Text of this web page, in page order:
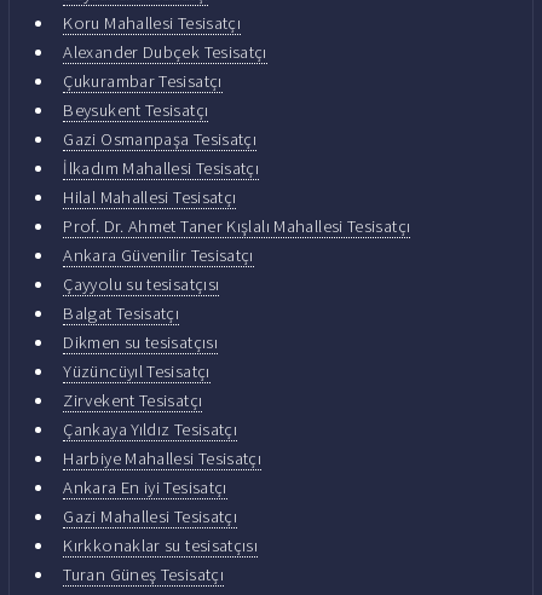
Koru Mahallesi Tesisatçı
Alexander Dubçek Tesisatçı
Çukurambar Tesisatçı
Beysukent Tesisatçı
Gazi Osmanpaşa Tesisatçı
İlkadım Mahallesi Tesisatçı
Hilal Mahallesi Tesisatçı
Prof. Dr. Ahmet Taner Kışlalı Mahallesi Tesisatçı
Ankara Güvenilir Tesisatçı
Çayyolu su tesisatçısı
Balgat Tesisatçı
Dikmen su tesisatçısı
Yüzüncüyıl Tesisatçı
Zirvekent Tesisatçı
Çankaya Yıldız Tesisatçı
Harbiye Mahallesi Tesisatçı
Ankara En iyi Tesisatçı
Gazi Mahallesi Tesisatçı
Kırkkonaklar su tesisatçısı
Turan Güneş Tesisatçı